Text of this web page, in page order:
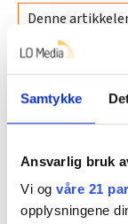
Samtykke
Ansvarlig bruk
Vi og våre 21
opplysningene
Denne
Nyheter